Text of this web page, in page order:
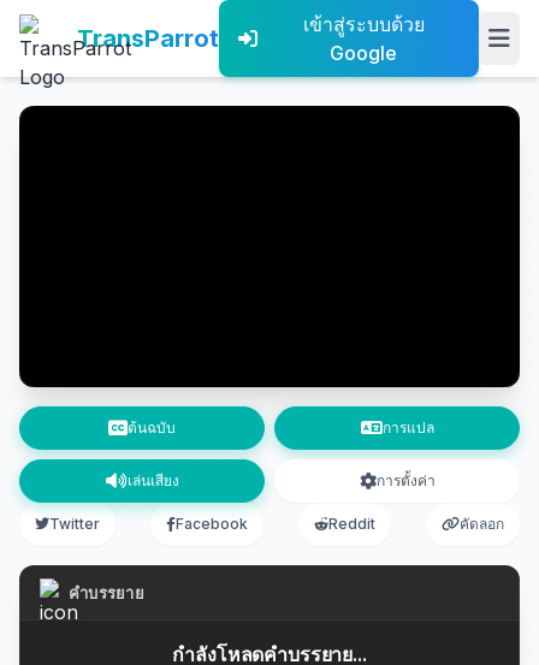
TransParrot
เข้าสู่ระบบด้วย
Google
ต้นฉบับ การแปล
เล่นเสียง การตั้งค่า
Twitter Facebook Reddit คัดลอก
คำบรรยาย
กำลังโหลดคำบรรยาย...